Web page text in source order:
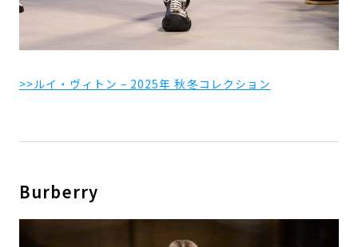
>>ルイ・ヴィトン – 2025年 秋冬コレクション
Burberry